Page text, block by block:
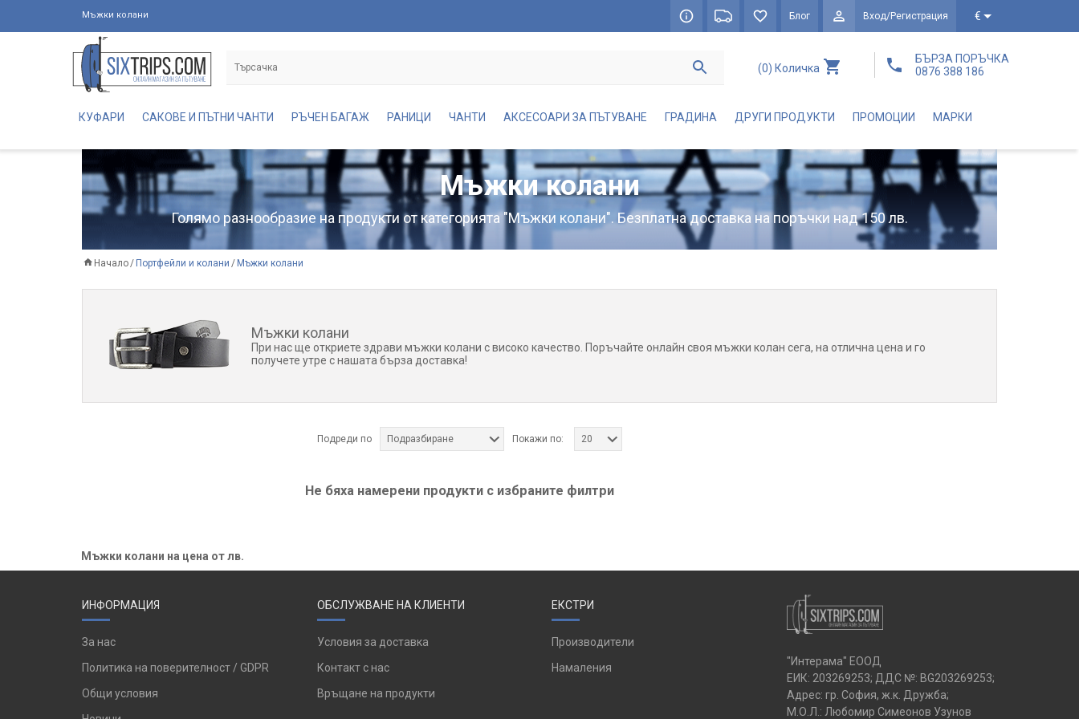
Мъжки колани Блог Вход/Регистрация €
(0) Количка
БЪРЗА ПОРЪЧКА
0876 388 186
КУФАРИ САКОВЕ И ПЪТНИ ЧАНТИ РЪЧЕН БАГАЖ РАНИЦИ ЧАНТИ АКСЕСОАРИ ЗА ПЪТУВАНЕ ГРАДИНА ДРУГИ ПРОДУКТИ ПРОМОЦИИ МАРКИ
Мъжки колани
Голямо разнообразие на продукти от категорията "Мъжки колани". Безплатна доставка на поръчки над 150 лв.
Начало Портфейли и колани Мъжки колани
Мъжки колани
При нас ще откриете здрави мъжки колани с високо качество. Поръчайте онлайн своя мъжки колан сега, на отлична цена и го
получете утре с нашата бърза доставка!
Подреди по Подразбиране Покажи по: 20
Не бяха намерени продукти с избраните филтри
Мъжки колани на цена от лв.
ИНФОРМАЦИЯ
За нас
Политика на поверителност / GDPR
Общи условия
ОБСЛУЖВАНЕ НА КЛИЕНТИ
Условия за доставка
Контакт с нас
Връщане на продукти
ЕКСТРИ
Производители
Намаления
"Интерама" ЕООД
ЕИК: 203269253; ДДС №: BG203269253;
Адрес: гр. София, ж.к. Дружба;
М.О.Л.: Любомир Симеонов Узунов